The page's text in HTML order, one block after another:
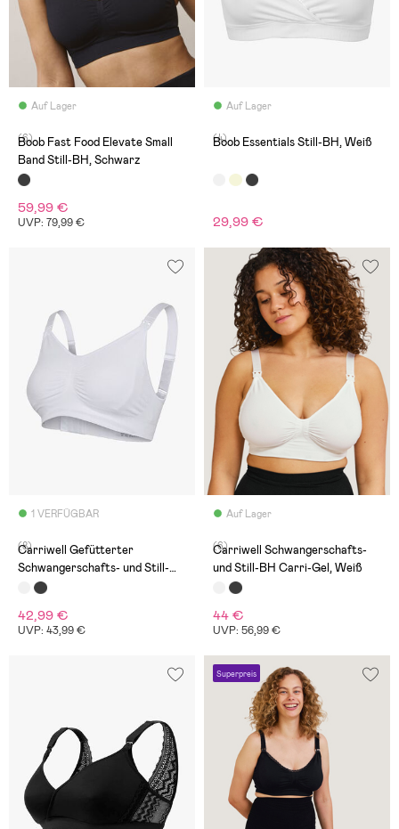
Auf Lager
(6)
Boob Fast Food Elevate Small
Band Still-BH, Schwarz
59,99 €
UVP: 79,99 €
Auf Lager
(4)
Boob Essentials Still-BH, Weiß
29,99 €
1 VERFÜGBAR
(8)
Carriwell Gefütterter
Schwangerschafts- und Still-
BH, Weiß
42,99 €
UVP: 43,99 €
Auf Lager
(6)
Carriwell Schwangerschafts-
und Still-BH Carri-Gel, Weiß
44 €
UVP: 56,99 €
Superpreis